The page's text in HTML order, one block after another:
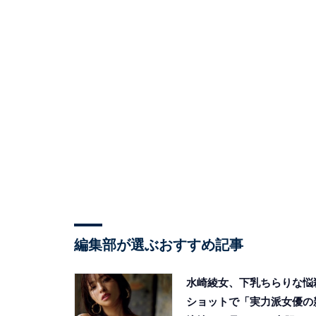
編集部が選ぶおすすめ記事
水崎綾女、下乳ちらりな悩
ショットで「実力派女優の